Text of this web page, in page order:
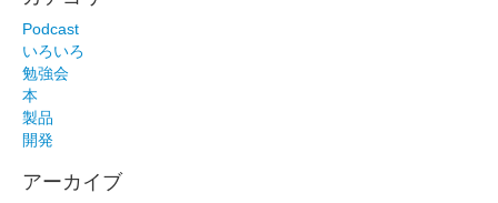
Podcast
いろいろ
勉強会
本
製品
開発
アーカイブ